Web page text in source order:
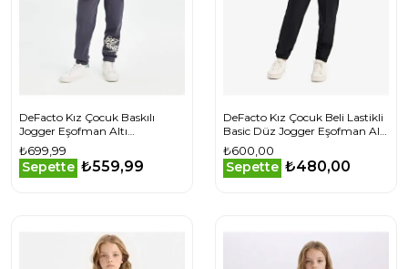
DeFacto Kız Çocuk Baskılı
Jogger Eşofman Altı
D3208A824WNAR31
₺699,99
Sepette ₺559,99
DeFacto Kız Çocuk Beli Lastikli
Basic Düz Jogger Eşofman Altı
X9036A625AUBK81
₺600,00
Sepette ₺480,00